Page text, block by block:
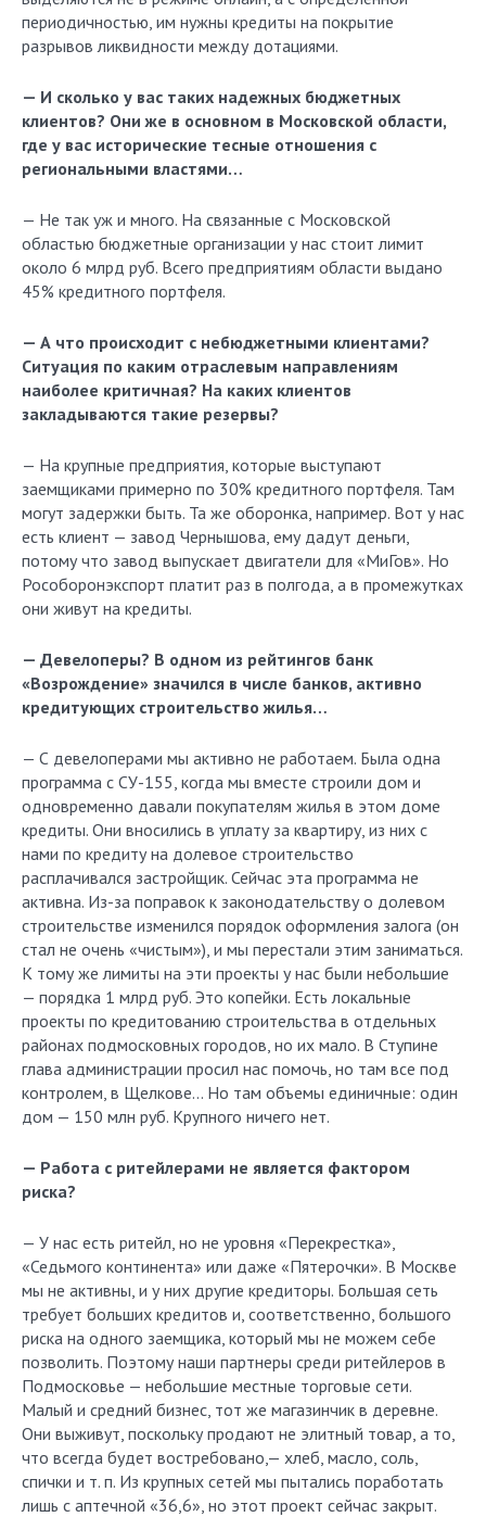
периодичностью, им нужны кредиты на покрытие
разрывов ликвидности между дотациями.
— И сколько у вас таких надежных бюджетных
клиентов? Они же в основном в Московской области,
где у вас исторические тесные отношения с
региональными властями…
— Не так уж и много. На связанные с Московской
областью бюджетные организации у нас стоит лимит
около 6 млрд руб. Всего предприятиям области выдано
45% кредитного портфеля.
— А что происходит с небюджетными клиентами?
Ситуация по каким отраслевым направлениям
наиболее критичная? На каких клиентов
закладываются такие резервы?
— На крупные предприятия, которые выступают
заемщиками примерно по 30% кредитного портфеля. Там
могут задержки быть. Та же оборонка, например. Вот у нас
есть клиент — завод Чернышова, ему дадут деньги,
потому что завод выпускает двигатели для «МиГов». Но
Рособоронэкспорт платит раз в полгода, а в промежутках
они живут на кредиты.
— Девелоперы? В одном из рейтингов банк
«Возрождение» значился в числе банков, активно
кредитующих строительство жилья…
— С девелоперами мы активно не работаем. Была одна
программа с СУ-155, когда мы вместе строили дом и
одновременно давали покупателям жилья в этом доме
кредиты. Они вносились в уплату за квартиру, из них с
нами по кредиту на долевое строительство
расплачивался застройщик. Сейчас эта программа не
активна. Из-за поправок к законодательству о долевом
строительстве изменился порядок оформления залога (он
стал не очень «чистым»), и мы перестали этим заниматься.
К тому же лимиты на эти проекты у нас были небольшие
— порядка 1 млрд руб. Это копейки. Есть локальные
проекты по кредитованию строительства в отдельных
районах подмосковных городов, но их мало. В Ступине
глава администрации просил нас помочь, но там все под
контролем, в Щелкове… Но там объемы единичные: один
дом — 150 млн руб. Крупного ничего нет.
— Работа с ритейлерами не является фактором
риска?
— У нас есть ритейл, но не уровня «Перекрестка»,
«Седьмого континента» или даже «Пятерочки». В Москве
мы не активны, и у них другие кредиторы. Большая сеть
требует больших кредитов и, соответственно, большого
риска на одного заемщика, который мы не можем себе
позволить. Поэтому наши партнеры среди ритейлеров в
Подмосковье — небольшие местные торговые сети.
Малый и средний бизнес, тот же магазинчик в деревне.
Они выживут, поскольку продают не элитный товар, а то,
что всегда будет востребовано,— хлеб, масло, соль,
спички и т. п. Из крупных сетей мы пытались поработать
лишь с аптечной «36,6», но этот проект сейчас закрыт.